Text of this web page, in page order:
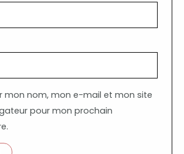
mon nom, mon e-mail et mon site
pour mon prochain